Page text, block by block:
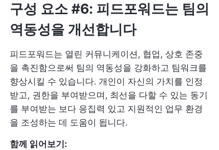
구성 요소 #6: 피드포워드는 팀의
역동성을 개선합니다
피드포워드는 열린 커뮤니케이션, 협업, 상호 존중
을 촉진함으로써 팀의 역동성을 강화하고 팀워크를
향상시킬 수 있습니다. 개인이 자신의 가치를 인정
받고, 권한을 부여받으며, 최선을 다할 수 있는 동기
를 부여받는 보다 응집력 있고 지원적인 업무 환경
을 조성하는 데 도움이 됩니다.
함께 읽어보기: